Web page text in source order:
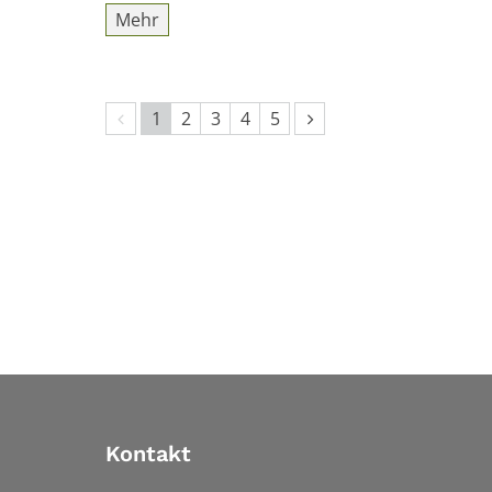
Mehr
Vorherige Seite
1 2 3 4 5 Nächste Seite
Kontakt